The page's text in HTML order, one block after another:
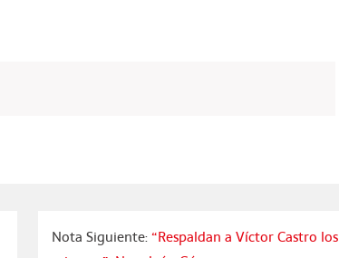
Nota Siguiente:“Respaldan a Víctor Castro los